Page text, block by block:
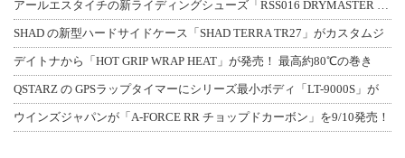
SHAD の新型ハードサイドケース「SHAD TERRA TR27」がカスタムジ
デイトナから「HOT GRIP WRAP HEAT」が発売！ 最高約80℃の巻き
QSTARZ の GPSラップタイマーにシリーズ最小ボディ「LT-9000S」が
ウインズジャパンが「A-FORCE RR チョップドカーボン」を9/10発売！